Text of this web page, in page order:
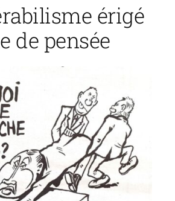
érigé
de pensée